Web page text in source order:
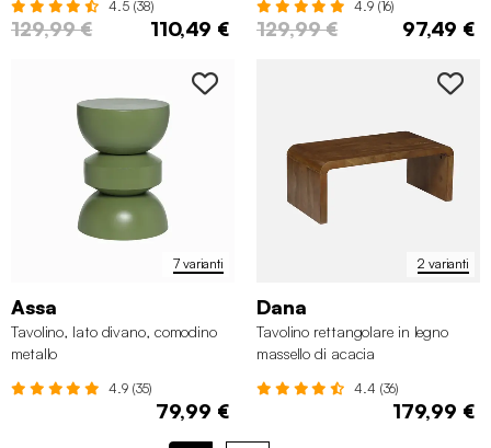
4.5 (38)
129,99 € 110,49 €
4.9 (16)
129,99 € 97,49 €
7 varianti
Assa
Tavolino, lato divano, comodino
metallo
4.9 (35)
79,99 €
2 varianti
Dana
Tavolino rettangolare in legno
massello di acacia
4.4 (36)
179,99 €